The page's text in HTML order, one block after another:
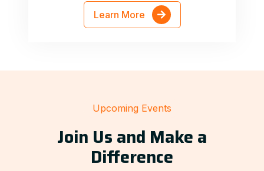
Learn More
Upcoming Events
Join Us and Make a
Difference